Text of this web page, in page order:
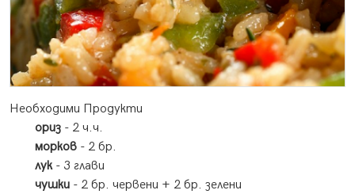
Необходими Продукти
ориз - 2 ч.ч.
морков - 2 бр.
лук - 3 глави
чушки - 2 бр. червени + 2 бр. зелени